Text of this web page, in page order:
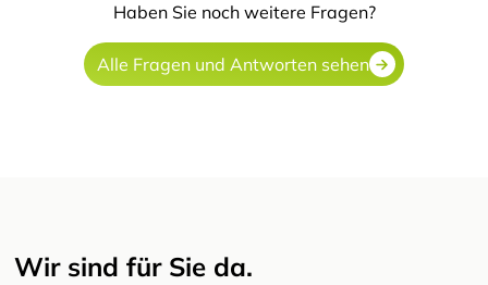
Haben Sie noch weitere Fragen?
Alle Fragen und Antworten sehen
Wir sind für Sie da.